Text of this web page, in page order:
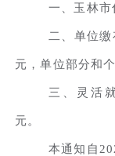
一、玉林市
二、单位
元，单位部分和
三、灵活
元。
本通知自